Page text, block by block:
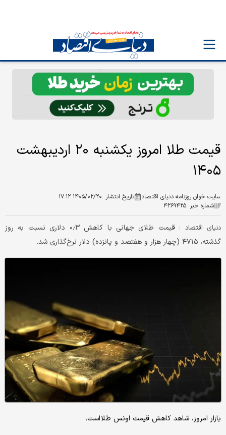
قیمت طلا امروز یکشنبه ۲۰ اردیبهشت
۱۴۰۵
سایت خوان روزنامه دنیای اقتصاد تاریخ انتشار :۱۴۰۵/۰۲/۲۰ ۱۷:۱۲
شماره خبر :۴۲۶۹۴۲۵
دنیای اقتصاد :
قیمت طلای جهانی با کاهش ۰٫۳ دلاری نسبت به روز
گذشته، ۴۷۱۵ (چهار هزار و هفتصد و پانزده) دلار نرخ‌گذاری شد.
بازار امروز، شاهد کاهش قیمت‌‌‌‌ اونس طلا است.